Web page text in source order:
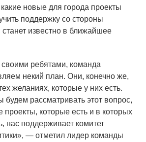
новые для города проекты
поддержку со стороны
известно в ближайшее
ребятами, команда
некий план. Они, конечно же,
желаниях, которые у них есть.
будем рассматривать этот вопрос,
проекты, которые есть и в которых
поддерживает комитет
— отметил лидер команды